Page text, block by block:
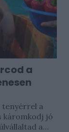
a
tenyérrel a
káromkodj jó
a